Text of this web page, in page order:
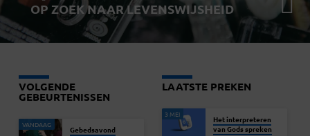
OP ZOEK NAAR LEVENSWIJSHEID
VOLGENDE
GEBEURTENISSEN
VANDAAG Gebedsavond
LAATSTE PREKEN
3 MEI
Het interpreteren
van Gods spreken